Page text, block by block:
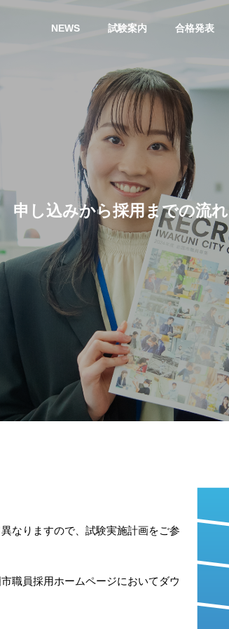
NEWS 試験案内 合格発表
申し込みから採用までの流れ
なりますので、試験実施計画をご参
職員採用ホームページにおいてダウ